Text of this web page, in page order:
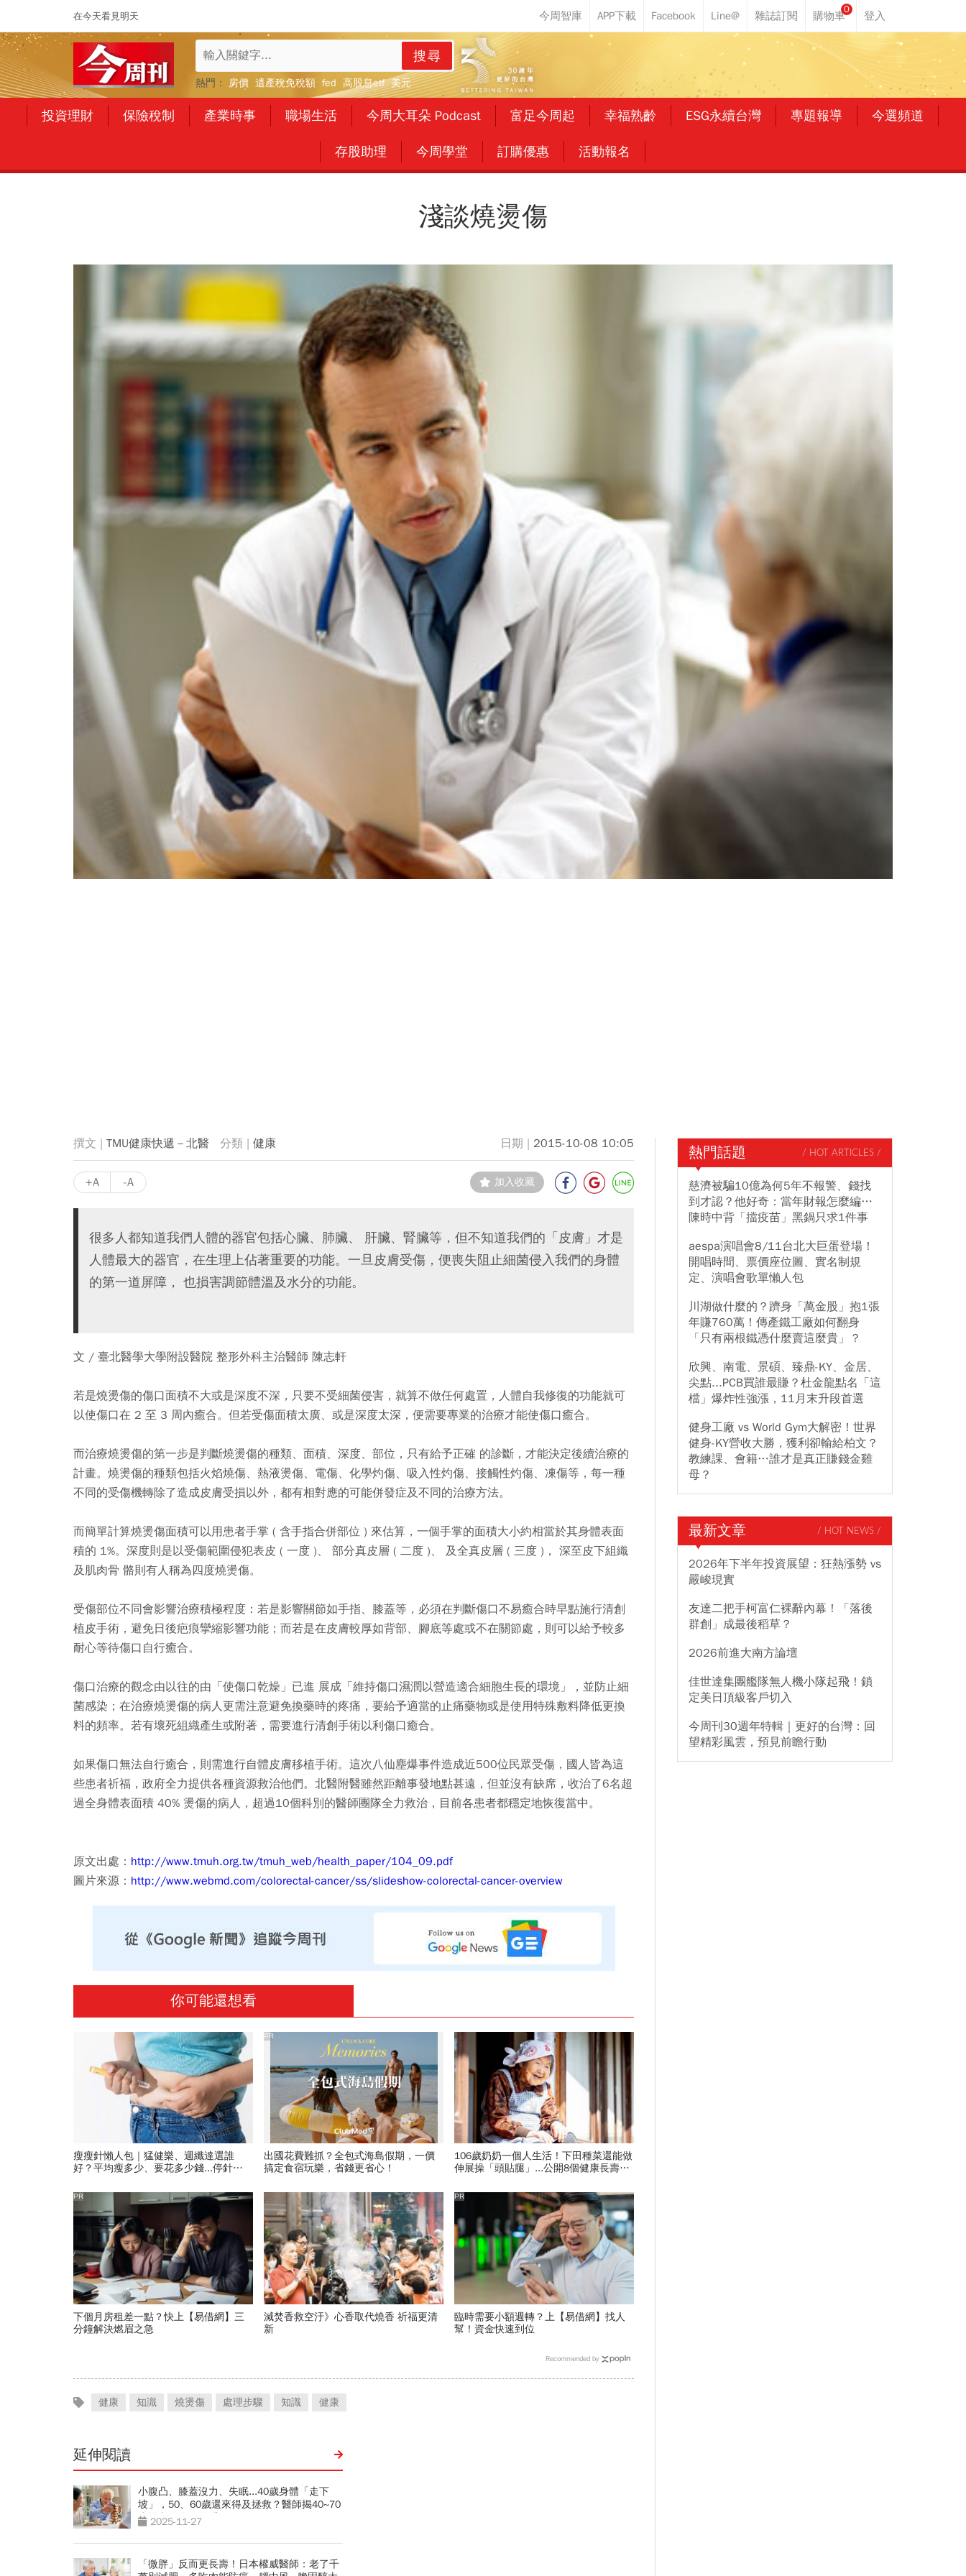
在今天看見明天
0
搜尋
熱門： 房價 遺產稅免稅額 fed 高股息etf 美元
投資理財 保險稅制 產業時事 職場生活 今周大耳朵 Podcast 富足今周起 幸福熟齡 ESG永續台灣 專題報導 今選頻道
存股助理 今周學堂 訂購優惠 活動報名
淺談燒燙傷
TMU健康快遞－北醫 健康 2015-10-08 10:05
+A -A 加入收藏
很多人都知道我們人體的器官包括心臟、肺臟、 肝臟、腎臟等，但不知道我們的「皮膚」才是
人體最大的器官，在生理上佔著重要的功能。一旦皮膚受傷，便喪失阻止細菌侵入我們的身體
的第一道屏障， 也損害調節體溫及水分的功能。
文 / 臺北醫學大學附設醫院 整形外科主治醫師 陳志軒
若是燒燙傷的傷口面積不大或是深度不深，只要不受細菌侵害，就算不做任何處置，人體自我修復的功能就可
以使傷口在 2 至 3 周內癒合。但若受傷面積太廣、或是深度太深，便需要專業的治療才能使傷口癒合。
而治療燒燙傷的第一步是判斷燒燙傷的種類、面積、深度、部位，只有給予正確 的診斷，才能決定後續治療的
計畫。燒燙傷的種類包括火焰燒傷、熱液燙傷、電傷、化學灼傷、吸入性灼傷、接觸性灼傷、凍傷等，每一種
不同的受傷機轉除了造成皮膚受損以外，都有相對應的可能併發症及不同的治療方法。
而簡單計算燒燙傷面積可以用患者手掌 ( 含手指合併部位 ) 來估算，一個手掌的面積大小約相當於其身體表面
積的 1%。深度則是以受傷範圍侵犯表皮 ( 一度 )、 部分真皮層 ( 二度 )、 及全真皮層 ( 三度 )， 深至皮下組織
及肌肉骨 骼則有人稱為四度燒燙傷。
受傷部位不同會影響治療積極程度：若是影響關節如手指、膝蓋等，必須在判斷傷口不易癒合時早點施行清創
植皮手術，避免日後疤痕攣縮影響功能；而若是在皮膚較厚如背部、腳底等處或不在關節處，則可以給予較多
耐心等待傷口自行癒合。
傷口治療的觀念由以往的由「使傷口乾燥」已進 展成「維持傷口濕潤以營造適合細胞生長的環境」，並防止細
菌感染；在治療燒燙傷的病人更需注意避免換藥時的疼痛，要給予適當的止痛藥物或是使用特殊敷料降低更換
料的頻率。若有壞死組織產生或附著，需要進行清創手術以利傷口癒合。
如果傷口無法自行癒合，則需進行自體皮膚移植手術。這次八仙塵爆事件造成近500位民眾受傷，國人皆為這
些患者祈福，政府全力提供各種資源救治他們。北醫附醫雖然距離事發地點甚遠，但並沒有缺席，收治了6名超
過全身體表面積 40% 燙傷的病人，超過10個科別的醫師團隊全力救治，目前各患者都穩定地恢復當中。
原文出處： http://www.tmuh.org.tw/tmuh_web/health_paper/104_09.pdf
圖片來源： http://www.webmd.com/colorectal-cancer/ss/slideshow-colorectal-cancer-overview
你可能還想看
瘦瘦針懶人包｜猛健樂、週纖達選誰
好？平均瘦多少、要花多少錢...停針後
出國花費難抓？全包式海島假期，一價
搞定食宿玩樂，省錢更省心！
PR
106歲奶奶一個人生活！下田種菜還能做
伸展操「頭貼腿」...公開8個健康長壽秘
下個月房租差一點？快上【易借網】三
分鐘解決燃眉之急
PR
減焚香救空汙》心香取代燒香 祈福更清
新
臨時需要小額週轉？上【易借網】找人
幫！資金快速到位
PR
Recommended by
健康 知識 燒燙傷 處理步驟 知識 健康
延伸閱讀
小腹凸、膝蓋沒力、失眠...40歲身體「走下
坡」，50、60歲還來得及拯救？醫師揭40~70
歲抗老攻略一次看
2025-11-27
「微胖」反而更長壽！日本權威醫師：老了千
熱門話題 / HOT ARTICLES /
慈濟被騙10億為何5年不報警、錢找
到才認？他好奇：當年財報怎麼編…
陳時中背「擋疫苗」黑鍋只求1件事
aespa演唱會8/11台北大巨蛋登場！
開唱時間、票價座位圖、實名制規
定、演唱會歌單懶人包
川湖做什麼的？躋身「萬金股」抱1張
年賺760萬！傳產鐵工廠如何翻身
「只有兩根鐵憑什麼賣這麼貴」？
欣興、南電、景碩、臻鼎-KY、金居、
尖點...PCB買誰最賺？杜金龍點名「這
檔」爆炸性強漲，11月末升段首選
健身工廠 vs World Gym大解密！世界
健身-KY營收大勝，獲利卻輸給柏文？
教練課、會籍…誰才是真正賺錢金雞
母？
最新文章 / HOT NEWS /
2026年下半年投資展望：狂熱漲勢 vs
嚴峻現實
友達二把手柯富仁裸辭內幕！「落後
群創」成最後稻草？
2026前進大南方論壇
佳世達集團艦隊無人機小隊起飛！鎖
定美日頂級客戶切入
今周刊30週年特輯｜更好的台灣：回
望精彩風雲，預見前瞻行動